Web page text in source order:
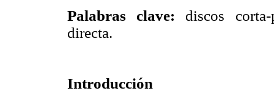
Palabras clave: discos corta-
directa.
Introducción